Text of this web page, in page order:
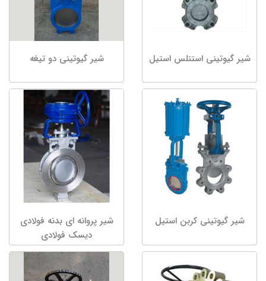
شیر گیوتینی استنلس استیل شیر گیوتینی دو تیغه
شیر گیوتینی کربن استیل
شیر پروانه ای بدنه فولادی
دیسک فولادی